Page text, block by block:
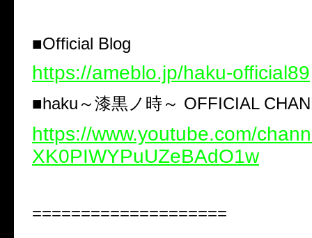
■Official Blog
https://ameblo.jp/haku-official89
■haku～漆黒ノ時～ OFFICIAL
https://www.youtube.com/
XK0PIWYPuUZeBAdO1w
====================